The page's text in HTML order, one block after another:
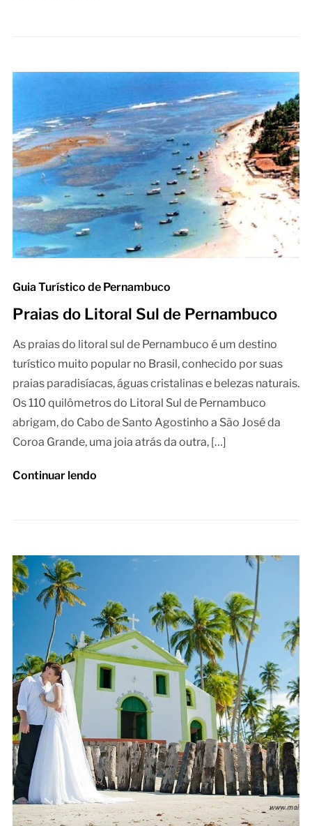
Guia Turístico de Pernambuco
Praias do Litoral Sul de Pernambuco
As praias do litoral sul de Pernambuco é um destino
turístico muito popular no Brasil, conhecido por suas
praias paradisíacas, águas cristalinas e belezas naturais.
Os 110 quilômetros do Litoral Sul de Pernambuco
abrigam, do Cabo de Santo Agostinho a São José da
Coroa Grande, uma joia atrás da outra, […]
Continuar lendo